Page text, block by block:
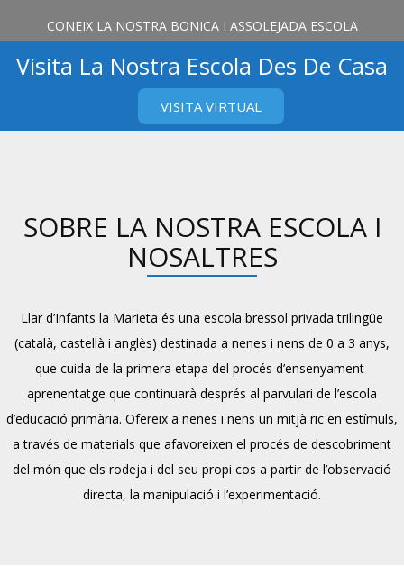
D’INFANTS!
ALS APARTATS DE LA NOSTRA PÀGINA WEB PODRÀS
CONÈIXER-NOS MILLOR. COMENCEM!
CONEIX LA NOSTRA BONICA I ASSOLEJADA ESCOLA
EL NOSTRE EQUIP
L’ÀNIMA DE L’ESCOLA. CONEGUEM-LOS MILLOR!
ELS NOSTRES OBJECTIUS
DESCOBREIX ELS EIXOS PRINCIPALS DEL NOSTRE PROJECTE
EDUCATIU
ELS NOSTRES SERVEIS
TOT EL QUE L’ESCOLA OFEREIX ALS VOSTRES PETITS
Visita La Nostra Escola Des De Casa
VISITA VIRTUAL
SOBRE LA NOSTRA ESCOLA I
NOSALTRES
Llar d’Infants la Marieta és una escola bressol privada trilingüe
(català, castellà i anglès) destinada a nenes i nens de 0 a 3 anys,
que cuida de la primera etapa del procés d’ensenyament-
aprenentatge que continuarà després al parvulari de l’escola
d’educació primària. Ofereix a nenes i nens un mitjà ric en estímuls,
a través de materials que afavoreixen el procés de descobriment
del món que els rodeja i del seu propi cos a partir de l’observació
directa, la manipulació i l’experimentació.